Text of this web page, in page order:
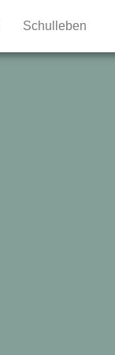
Schulleben